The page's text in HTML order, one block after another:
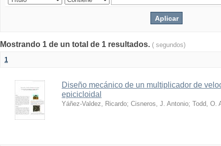
Mostrando 1 de un total de 1 resultados. ( segundos)
1
Diseño mecánico de un multiplicador de
epicicloidal
Yáñez-Valdez, Ricardo; Cisneros, J. Antonio; Todd, O.